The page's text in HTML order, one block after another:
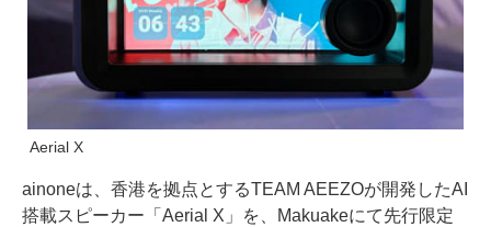
Aerial X
ainoneは、香港を拠点とするTEAM AEEZOが開発したAI
搭載スピーカー「Aerial X」を、Makuakeにて先行限定